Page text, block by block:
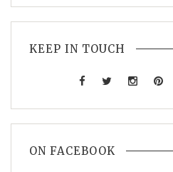
KEEP IN TOUCH
ON FACEBOOK